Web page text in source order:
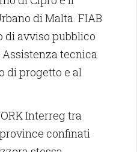
di Malta. FIAB
di avviso pubblico
tecnica
di progetto e al
Interreg tra
confinati